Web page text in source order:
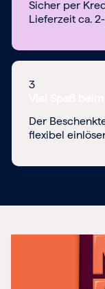
Sicher per
Lieferzeit ca.
3
Der
flexibel